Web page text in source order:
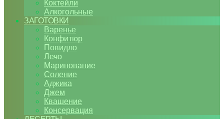
Коктейли
Алкогольные
ЗАГОТОВКИ
Варенье
Конфитюр
Повидло
Лечо
Маринование
Соление
Аджика
Джем
Квашение
Консервация